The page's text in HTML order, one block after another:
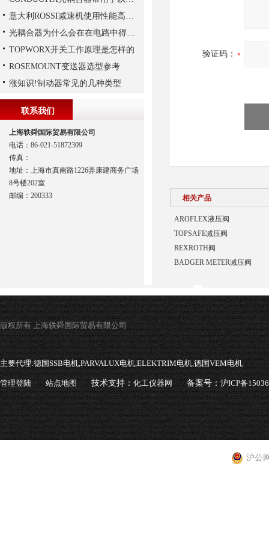
验证码：
相关产品
AROFLEX液压阀
TOPSAFE减压阀
REXROTH阀
BADGER METER减压阀
意大利ROSSI减速机使用性能高、持久，运行平稳
光耦合器为什么会在在电路中得到广泛的应用,难道是因为
TOPWORX开关工作原理是怎样的
ROSEMOUNT变送器选型参考
涨知识!制动器常见的几种类型
联系我们
上海轶舜国际贸易有限公司
电话：86-021-51872309
传真：
地址：上海市真南路1226弄康建商务广场
8号楼202室
邮编：200333
版权所有 上海轶舜国际贸易有限公司
主要代理:德国SSB电机,PARVALUX电机,ELEKTRIM电机,德国VEM电机
管理登陆 站点地图 技术支持：化工仪器网 备案号：沪ICP备
沪公